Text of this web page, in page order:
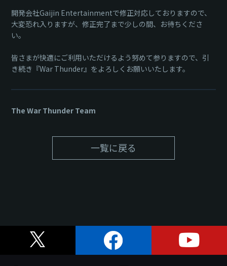
開発会社Gaijin Entertainmentで修正対応しておりますので、
大変恐れ入りますが、修正完了まで少しの間、お待ちくださ
い。
皆さまが快適にご利用いただけるよう努めて参りますので、引
き続き『War Thunder』をよろしくお願いいたします。
The War Thunder Team
一覧に戻る